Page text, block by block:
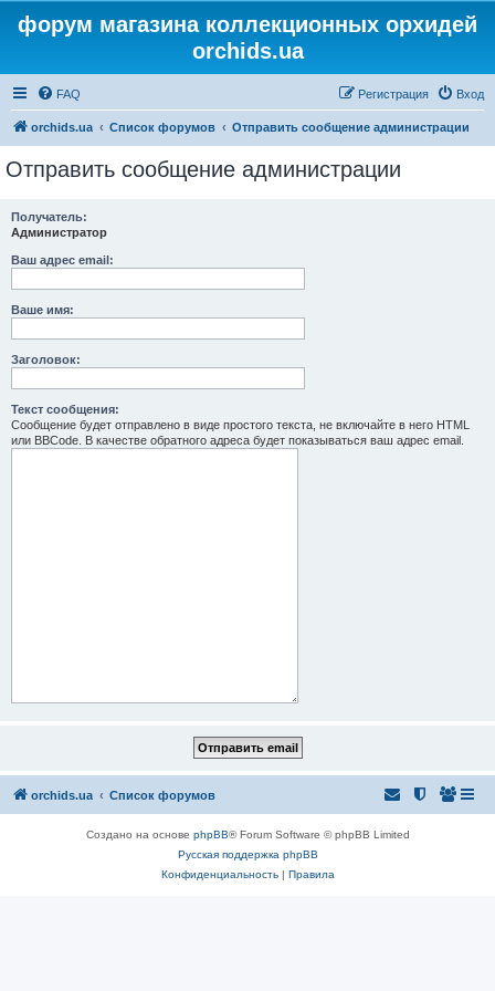
форум магазина коллекционных орхидей
orchids.ua
FAQ Вход
Регистрация
orchids.ua Список форумов Отправить сообщение администрации
Отправить сообщение администрации
Получатель:
Администратор
Ваш адрес email:
Ваше имя:
Заголовок:
Текст сообщения:
Сообщение будет отправлено в виде простого текста, не включайте в него HTML
или BBCode. В качестве обратного адреса будет показываться ваш адрес email.
orchids.ua Список форумов
Создано на основе phpBB® Forum Software © phpBB Limited
Русская поддержка phpBB
Конфиденциальность| Правила